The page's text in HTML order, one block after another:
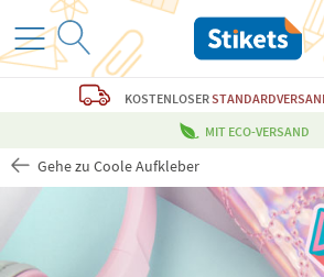
KOSTENLOSER
MIT ECO-VERSAND
Gehe zu Coole Aufkleber